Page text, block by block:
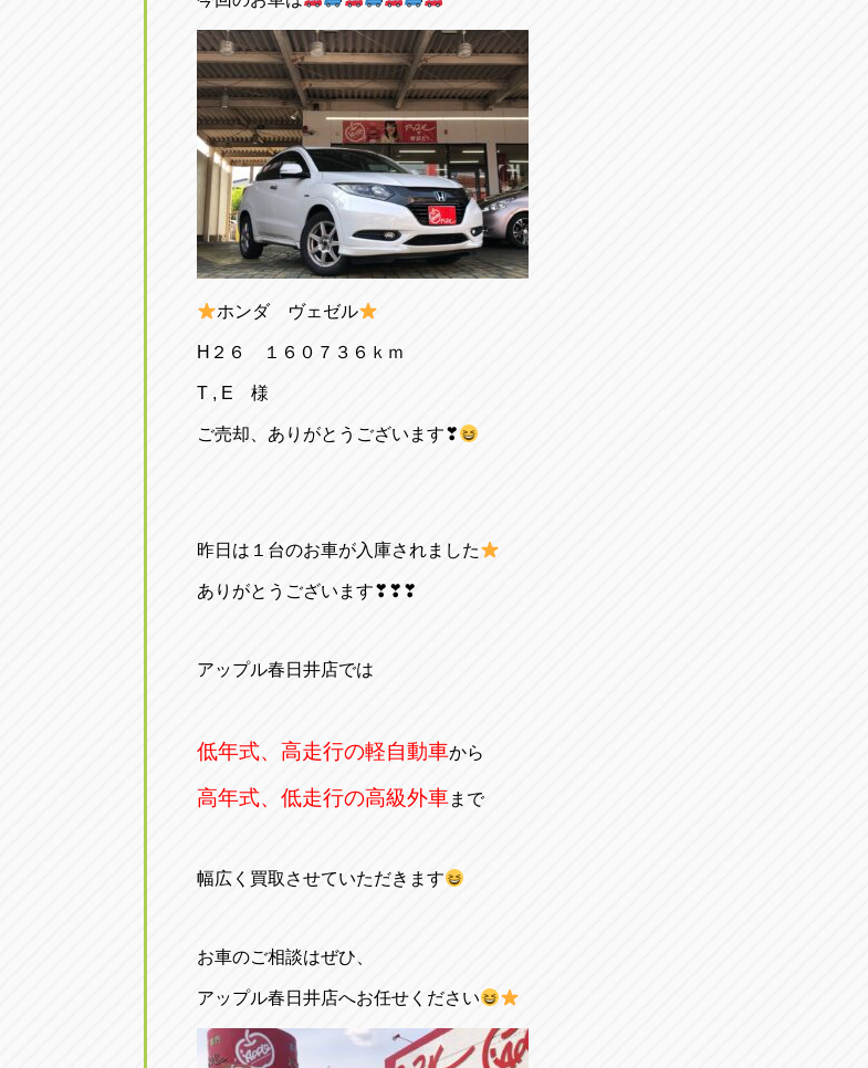
ホンダ ヴェゼル
H２６ １６０７３６ｋｍ
T , E 様
ご売却、ありがとうございます❣
昨日は１台のお車が入庫されました
ありがとうございます❣❣❣
アップル春日井店では
低年式、高走行の軽自動車から
高年式、低走行の高級外車まで
幅広く買取させていただきます
お車のご相談はぜひ、
アップル春日井店へお任せください